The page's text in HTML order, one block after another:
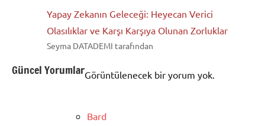
Yapay Zekanın Geleceği: Heyecan Verici
Olasılıklar ve Karşı Karşıya Olunan Zorluklar
Seyma DATADEMI tarafından
Güncel YorumlarGörüntülenecek bir yorum yok.
Bard